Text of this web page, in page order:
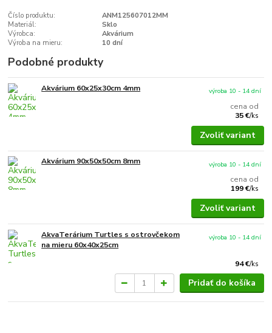
Číslo produktu:
ANM125607012MM
Materiál:
Sklo
Výrobca:
Akvárium
Výroba na mieru:
10 dní
Podobné produkty
Akvárium 60x25x30cm 4mm
cena od
35 €/ks
výroba 10 - 14 dní
Zvoliť variant
Akvárium 90x50x50cm 8mm
cena od
199 €/ks
výroba 10 - 14 dní
Zvoliť variant
AkvaTerárium Turtles s ostrovčekom
na mieru 60x40x25cm
94 €/ks
výroba 10 - 14 dní
Pridať do košíka